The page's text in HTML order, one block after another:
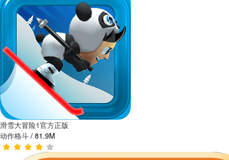
滑雪大冒险1官方正版
动作格斗 / 81.9M